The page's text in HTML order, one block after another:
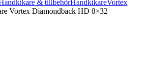
& tillbehörHandkikareVortex
Vortex Diamondback HD 8×32